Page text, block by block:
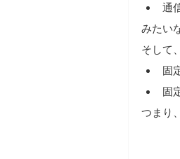
通
みたい
そして
固
固
つまり、